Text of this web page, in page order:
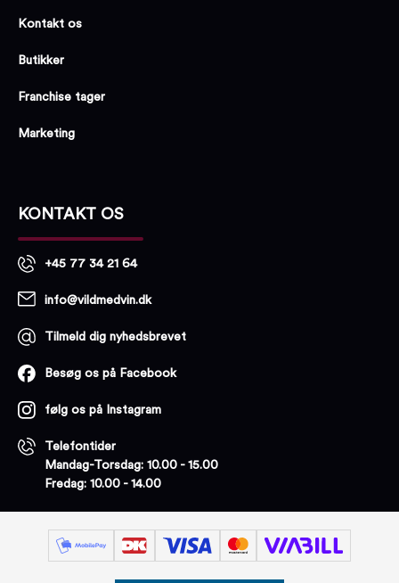
Kontakt os
Butikker
Franchise tager
Marketing
KONTAKT OS
+45 77 34 21 64
info@vildmedvin.dk
Tilmeld dig nyhedsbrevet
Besøg os på Facebook
følg os på Instagram
Telefontider
Mandag-Torsdag: 10.00 - 15.00
Fredag: 10.00 - 14.00